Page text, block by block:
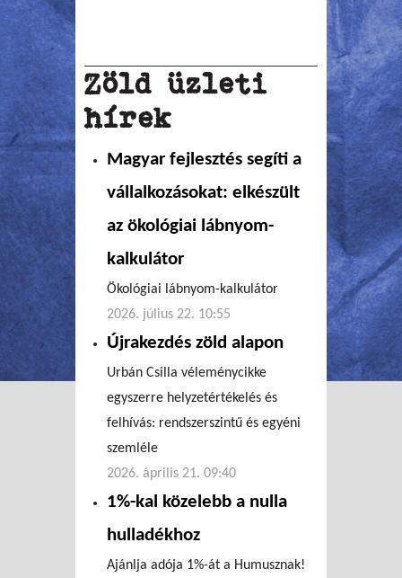
Zöld üzleti
hírek
Magyar fejlesztés segíti a
vállalkozásokat: elkészült
az ökológiai lábnyom-
kalkulátor
Ökológiai lábnyom-kalkulátor
2026. július 22. 10:55
Újrakezdés zöld alapon
Urbán Csilla véleménycikke
egyszerre helyzetértékelés és
felhívás: rendszerszintű és egyéni
szemléle
2026. április 21. 09:40
1%-kal közelebb a nulla
hulladékhoz
Ajánlja adója 1%-át a Humusznak!